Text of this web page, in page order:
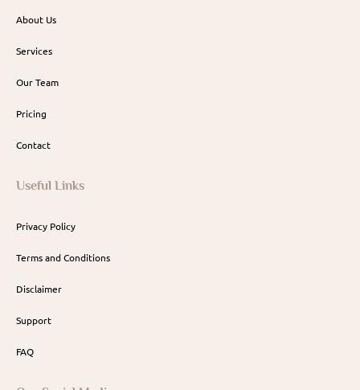
About Us
Services
Our Team
Pricing
Contact
Useful Links
Privacy Policy
Terms and Conditions
Disclaimer
Support
FAQ